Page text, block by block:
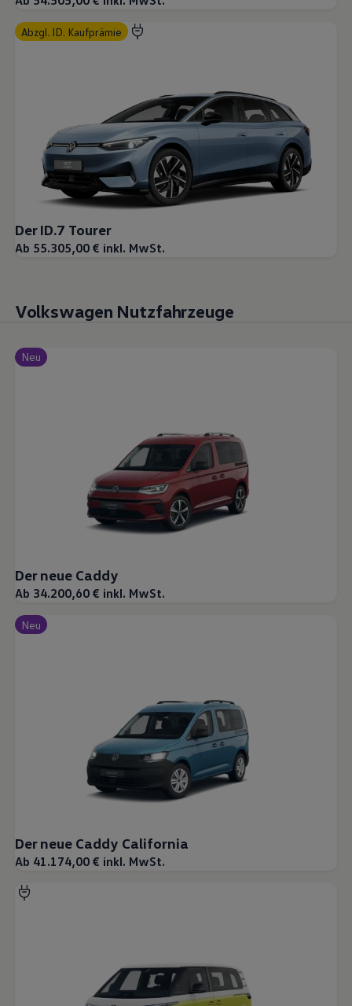
abzgl. ID. Kaufprämie
Der ID.7 Tourer
Ab 55.305,00 € inkl. MwSt.
Volkswagen Nutzfahrzeuge
Neu
Der neue Caddy
Ab 34.200,60 € inkl. MwSt.
Neu
Der neue Caddy California
Ab 41.174,00 € inkl. MwSt.